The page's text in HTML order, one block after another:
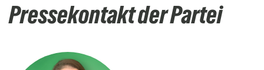
Pressekontakt der Partei